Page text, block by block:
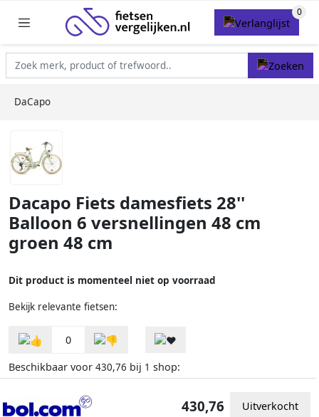
DaCapo
Dacapo Fiets damesfiets 28''
Balloon 6 versnellingen 48 cm
groen 48 cm
Dit product is momenteel niet op voorraad
Bekijk relevante fietsen:
0
Beschikbaar voor 430,76 bij 1 shop:
430,76 Uitverkocht